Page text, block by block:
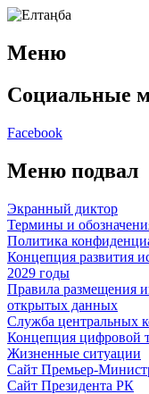
Меню
Социальные
Facebook
Меню подвал
Экранный диктор
Термины и
Политика
Концепция развития
2029 годы
Правила размещения
открытых данных
Служба центральных
Концепция цифровой
Жизненные ситуации
Сайт Премьер-
Сайт Президента РК